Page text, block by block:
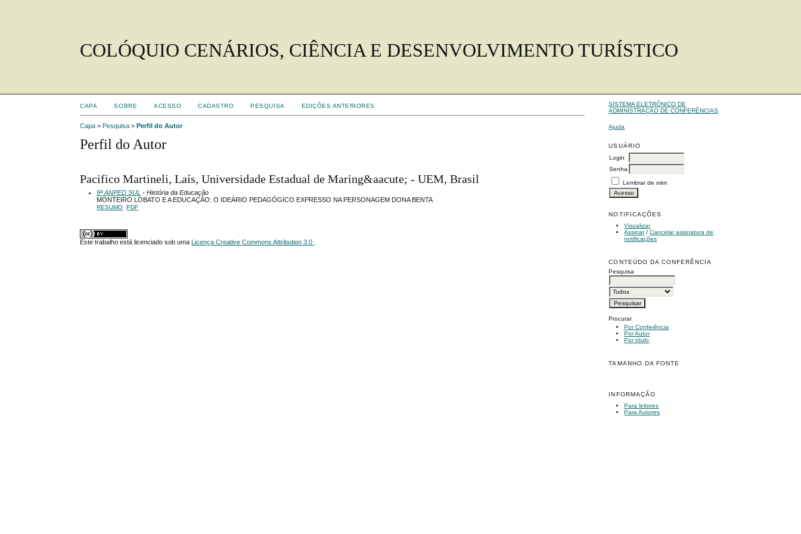
COLÓQUIO CENÁRIOS, CIÊNCIA E DESENVOLVIMENTO TURÍSTICO
SISTEMA ELETRÔNICO DE
ADMINISTRAÇÃO DE CONFERÊNCIAS
Ajuda
USUÁRIO
Login
Senha
Lembrar de mim
NOTIFICAÇÕES
Visualizar
Assinar/Cancelar assinatura de
notificações
CONTEÚDO DA CONFERÊNCIA
Pesquisa
Procurar
Por Conferência
Por Autor
Por título
TAMANHO DA FONTE
INFORMAÇÃO
Para leitores
Para Autores
CAPA SOBRE ACESSO CADASTRO PESQUISA EDIÇÕES ANTERIORES
Capa >Pesquisa >Perfil do Autor
Perfil do Autor
Pacifico Martineli, Laís, Universidade Estadual de Maring&aacute; - UEM, Brasil
9ª ANPED SUL - História da Educação
MONTEIRO LOBATO E A EDUCAÇÃO: O IDEÁRIO PEDAGÓGICO EXPRESSO NA PERSONAGEM DONA BENTA
RESUMO PDF
Este trabalho está licenciado sob uma Licença Creative Commons Attribution 3.0